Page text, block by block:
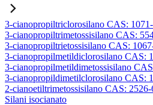
3-cianopropiltriclorosilano CAS:
3-cianopropiltrimetossisilano CAS:
3-cianopropiltrietossisilano CAS:
3-cianopropilmetildiclorosilano CAS:
3-cianopropilmetildimetossisilano
3-cianopropildimetilclorosilano CAS:
2-cianoetiltrimetossisilano CAS:
Silani isocianato